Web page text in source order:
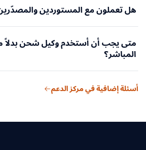
تكون نقاط التسليم واضحة قبل الموافقة.
هل تعملون مع المستوردين
والتسليم من الباب إلى الباب.
متى يجب أن أستخدم وكيل شحن بدلاً
المباشر؟
المراحل أو تنسيق الموردين أو معالجة
أسئلة إضافية في مركز الدعم